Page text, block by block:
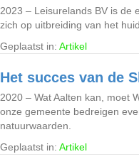
2023 – Leisurelands BV is de
zich op uitbreiding van het
Geplaatst in: Artikel
Het succes van de
2020 – Wat Aalten kan, moet
onze gemeente bedreigen
natuurwaarden.
Geplaatst in: Artikel